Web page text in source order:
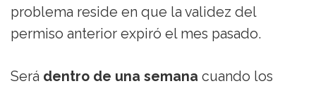
problema reside en que la validez del
permiso anterior expiró el mes pasado.
Será dentro de una semana cuando los